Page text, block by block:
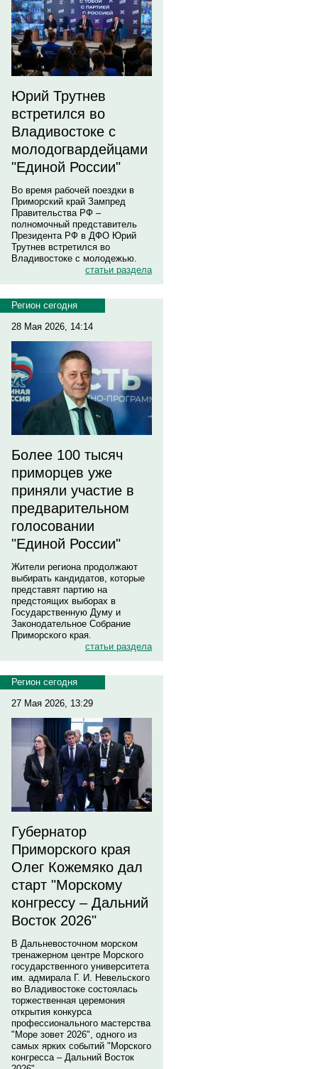
Юрий Трутнев
встретился во
Владивостоке с
молодогвардейцами
"Единой России"
Во время рабочей поездки в
Приморский край Зампред
Правительства РФ –
полномочный представитель
Президента РФ в ДФО Юрий
Трутнев встретился во
Владивостоке с молодежью.
статьи раздела
Регион сегодня
28 Мая 2026, 14:14
Более 100 тысяч
приморцев уже
приняли участие в
предварительном
голосовании
"Единой России"
Жители региона продолжают
выбирать кандидатов, которые
представят партию на
предстоящих выборах в
Государственную Думу и
Законодательное Собрание
Приморского края.
статьи раздела
Регион сегодня
27 Мая 2026, 13:29
Губернатор
Приморского края
Олег Кожемяко дал
старт "Морскому
конгрессу – Дальний
Восток 2026"
В Дальневосточном морском
тренажерном центре Морского
государственного университета
им. адмирала Г. И. Невельского
во Владивостоке состоялась
торжественная церемония
открытия конкурса
профессионального мастерства
"Море зовет 2026", одного из
самых ярких событий "Морского
конгресса – Дальний Восток